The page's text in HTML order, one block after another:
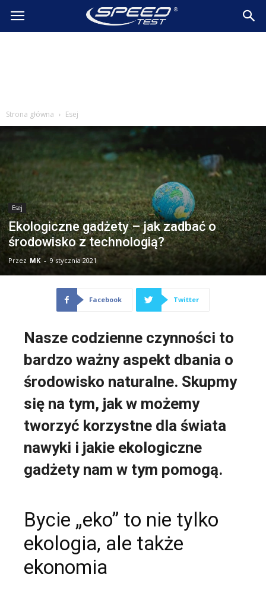
SpeedTest.pl
Strona główna Esej
Esej
Ekologiczne gadżety – jak zadbać o
środowisko z technologią?
Przez MK - 9 stycznia 2021
Facebook Twitter
Nasze codzienne czynności to
bardzo ważny aspekt dbania o
środowisko naturalne. Skupmy
się na tym, jak w możemy
tworzyć korzystne dla świata
nawyki i jakie ekologiczne
gadżety nam w tym pomogą.
Bycie „eko” to nie tylko
ekologia, ale także
ekonomia